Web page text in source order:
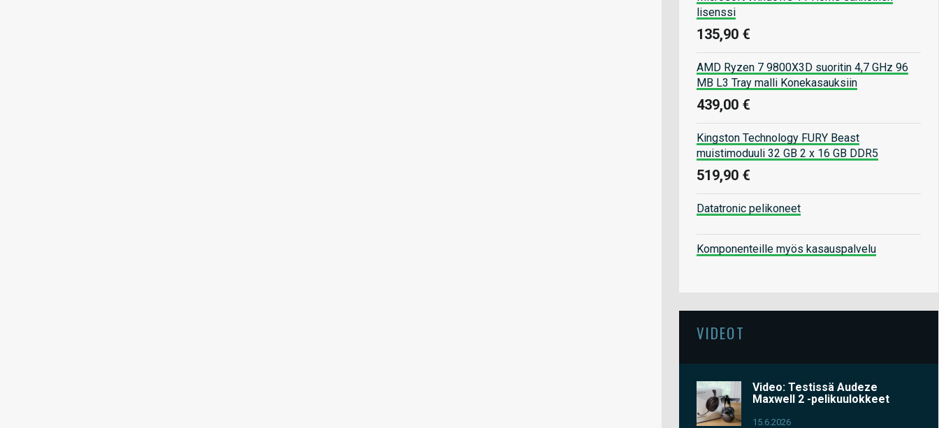
lisenssi
135,90 €
AMD Ryzen 7 9800X3D suoritin 4,7 GHz 96
MB L3 Tray malli Konekasauksiin
439,00 €
Kingston Technology FURY Beast
muistimoduuli 32 GB 2 x 16 GB DDR5
519,90 €
Datatronic pelikoneet
Komponenteille myös kasauspalvelu
VIDEOT
Video: Testissä Audeze
Maxwell 2 -pelikuulokkeet
15.6.2026